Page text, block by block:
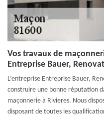
Vos travaux de
Entreprise Bauer,
L’entreprise Entreprise Bauer,
construire une bonne réputation
maçonnerie à Rivieres. Nous
disposant de toutes les